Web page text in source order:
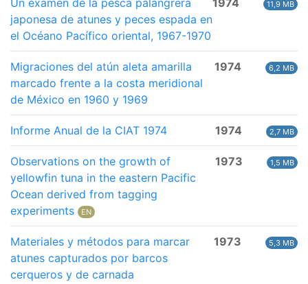
Un examen de la pesca palangrera
japonesa de atunes y peces espada en
el Océano Pacífico oriental, 1967-1970
1974 11,9 MB
Migraciones del atún aleta amarilla
marcado frente a la costa meridional
de México en 1960 y 1969
1974 6,2 MB
Informe Anual de la CIAT 1974 1974 2,7 MB
Observations on the growth of
yellowfin tuna in the eastern Pacific
Ocean derived from tagging
experiments
EN
1973 1,5 MB
Materiales y métodos para marcar
atunes capturados por barcos
cerqueros y de carnada
1973 5,3 MB